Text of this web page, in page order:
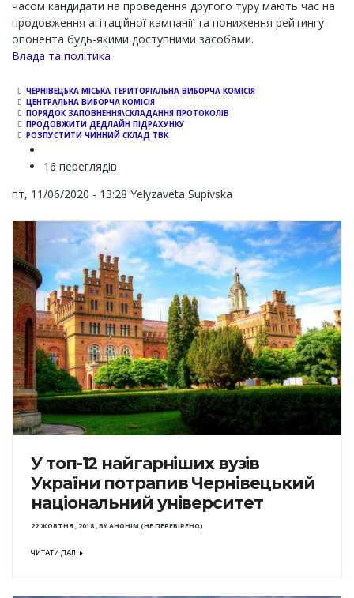
часом кандидати на проведення другого туру мають час на
продовження агітаційної кампанії та пониження рейтингу
опонента будь-якими доступними засобами.
Влада та політика
ЧЕРНІВЕЦЬКА МІСЬКА ТЕРИТОРІАЛЬНА ВИБОРЧА КОМІСІЯ
ЦЕНТРАЛЬНА ВИБОРЧА КОМІСІЯ
ПОРЯДОК ЗАПОВНЕННЯ\СКЛАДАННЯ ПРОТОКОЛІВ
ПРОДОВЖИТИ ДЕДЛАЙН ПІДРАХУНКУ
РОЗПУСТИТИ ЧИННИЙ СКЛАД ТВК
16 переглядів
пт, 11/06/2020 - 13:28 Yelyzaveta Supivska
У топ-12 найгарніших вузів
України потрапив Чернівецький
національний університет
22 ЖОВТНЯ , 2018,BYАНОНІМ (НЕ ПЕРЕВІРЕНО)
ЧИТАТИ ДАЛІ